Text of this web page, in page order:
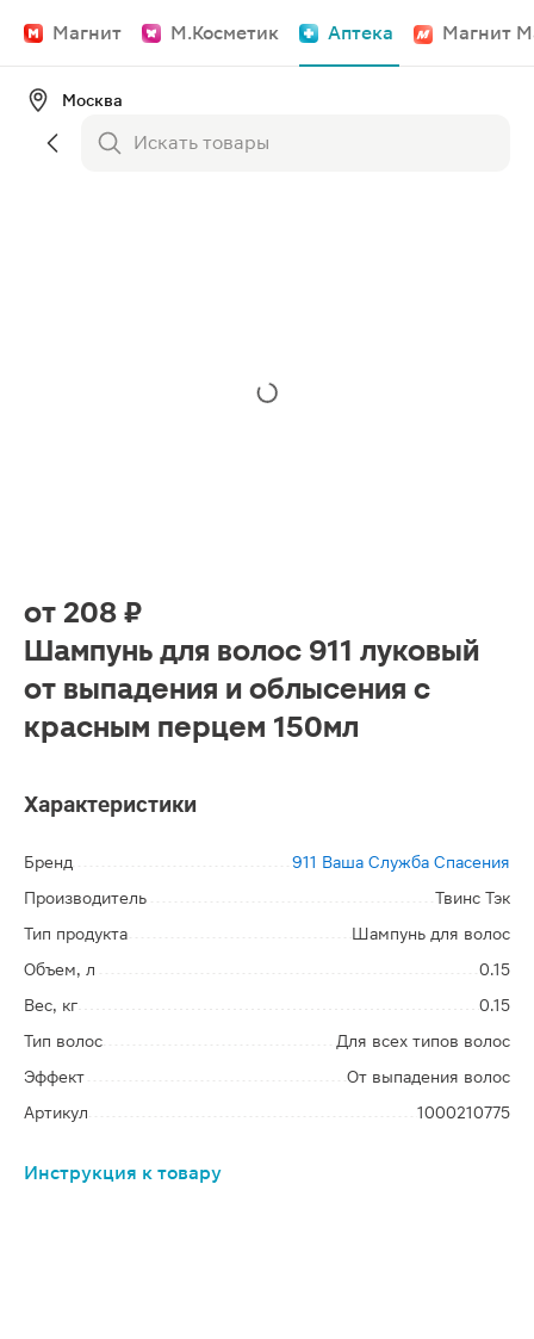
Магнит М.Косметик Аптека Магнит
Москва
от 208 ₽
Шампунь для волос 911 луковый
от выпадения и облысения с
красным перцем 150мл
Характеристики
Бренд
911 Ваша Служба Спасения
Производитель
Твинс Тэк
Тип продукта
Шампунь для волос
Объем, л
0.15
Вес, кг
0.15
Тип волос
Для всех типов волос
Эффект
От выпадения волос
Артикул
1000210775
Инструкция к товару